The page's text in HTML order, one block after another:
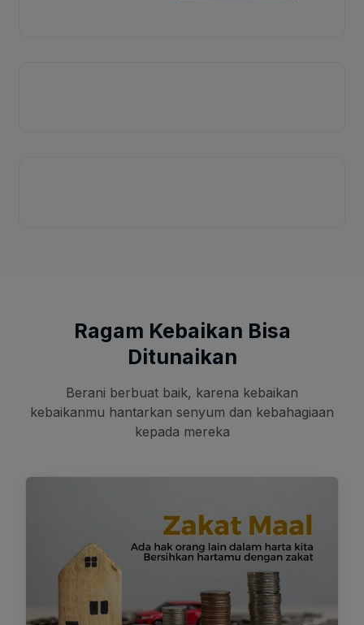
Ragam Kebaikan Bisa
Ditunaikan
Berani berbuat baik, karena kebaikan
kebaikanmu hantarkan senyum dan kebahagiaan
kepada mereka